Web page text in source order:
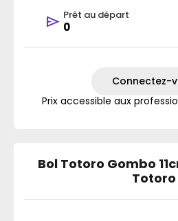
Prêt au départ
0
Connectez-
Prix accessible aux
Bol Totoro Gombo
Totoro